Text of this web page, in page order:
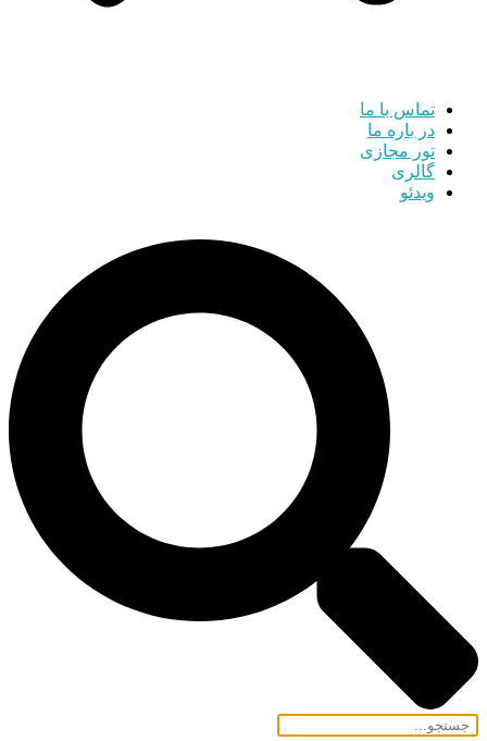
تماس با ما
در باره ما
تور مجازی
گالری
ویدئو